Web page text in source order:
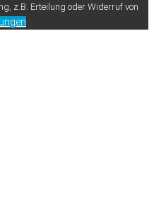
z.B. Erteilung oder Widerruf von